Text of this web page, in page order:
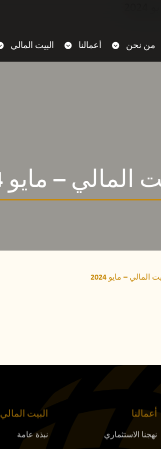
من نحن أعمالنا البيت المالي
– مايو 2024
– مايو 2024
أعمالنا
نهجنا الاستثماري
البيت المالي
نبذة عامة